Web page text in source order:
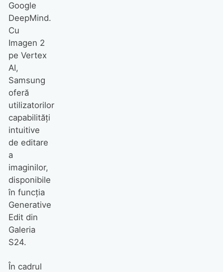
Google
DeepMind.
Cu
Imagen 2
pe Vertex
AI,
Samsung
oferă
utilizatorilor
capabilități
intuitive
de editare
a
imaginilor,
disponibile
în funcția
Generative
Edit din
Galeria
S24.
În cadrul